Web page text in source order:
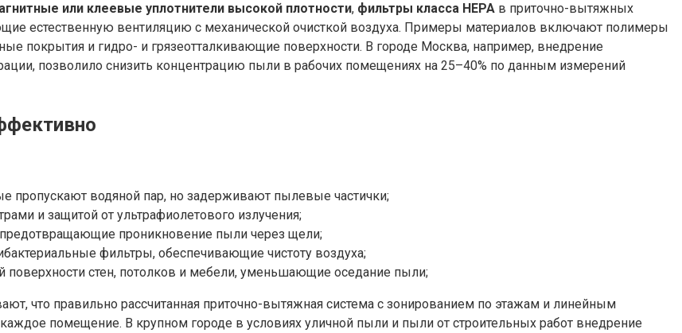
или клеевые уплотнители высокой плотности, фильтры класса HEPA в приточно-вытяжных
естественную вентиляцию с механической очисткой воздуха. Примеры материалов включают полимеры
покрытия и гидро- и грязеотталкивающие поверхности. В городе Москва, например, внедрение
позволило снизить концентрацию пыли в рабочих помещениях на 25–40% по данным измерений
пропускают водяной пар, но задерживают пылевые частички;
и защитой от ультрафиолетового излучения;
проникновение пыли через щели;
фильтры, обеспечивающие чистоту воздуха;
поверхности стен, потолков и мебели, уменьшающие оседание пыли;
что правильно рассчитанная приточно-вытяжная система с зонированием по этажам и линейным
помещение. В крупном городе в условиях уличной пыли и пыли от строительных работ внедрение